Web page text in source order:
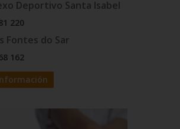
Deportivo Santa Isabel
220
Fontes do Sar
162